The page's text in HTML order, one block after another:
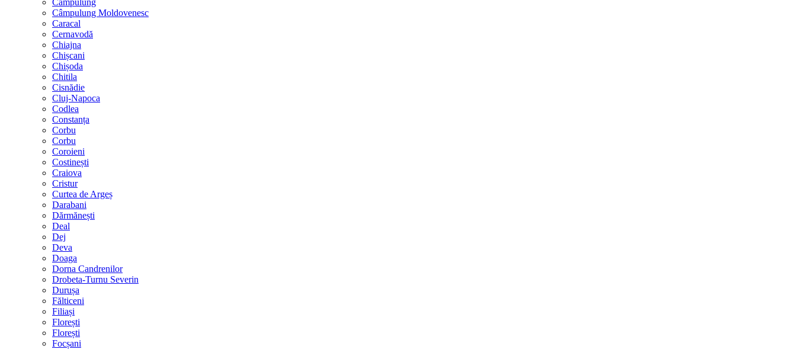
Câmpulung
Câmpulung Moldovenesc
Caracal
Cernavodă
Chiajna
Chișcani
Chișoda
Chitila
Cisnădie
Cluj-Napoca
Codlea
Constanța
Corbu
Corbu
Coroieni
Costinești
Craiova
Cristur
Curtea de Argeș
Darabani
Dărmănești
Deal
Dej
Deva
Doaga
Dorna Candrenilor
Drobeta-Turnu Severin
Durușa
Fălticeni
Filiași
Florești
Florești
Focșani